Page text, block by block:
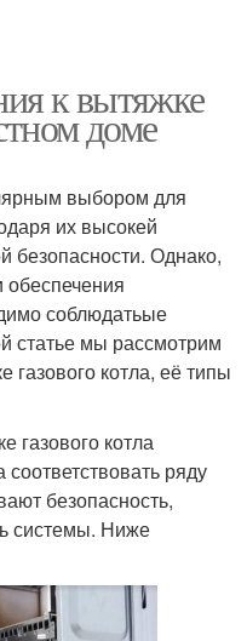
к вытяжке
доме
выбором для
их высокей
безопасности. Однако,
обеспечения
соблюдатьые
статье мы рассмотрим
газового котла, её типы
газового котла
ряду
безопасность,
системы. Ниже